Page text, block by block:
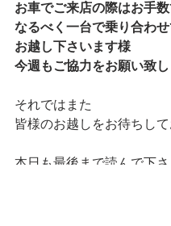
お車でご来店の際はお手
なるべく一台で乗り合わ
お越し下さいます様
今週もご協力をお願い致し
それではまた
皆様のお越しをお待ちして
本日も最後まで読んで下さ